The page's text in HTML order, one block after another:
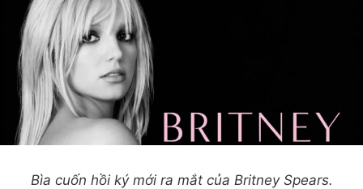
Bìa cuốn hồi ký mới ra mắt của Britney Spears.